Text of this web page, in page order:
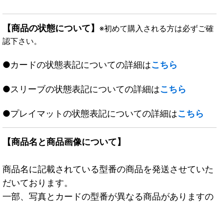
【商品の状態について】 ※初めて購入される方は必ずご確
認下さい。
●カードの状態表記についての詳細はこちら
●スリーブの状態表記についての詳細はこちら
●プレイマットの状態表記についての詳細はこちら
【商品名と商品画像について】
商品名に記載されている型番の商品を発送させていた
だいております。
一部、写真とカードの型番が異なる商品がありますの